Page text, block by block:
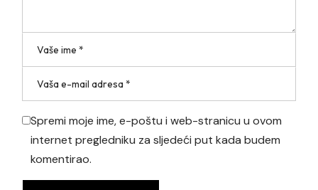
Spremi moje ime, e-poštu i web-stranicu u ovom
internet pregledniku za sljedeći put kada budem
komentirao.